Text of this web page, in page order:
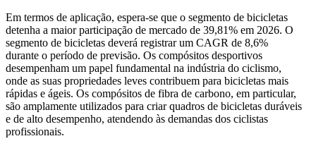
Em termos de aplicação, espera-se que o segmento de bicicletas
detenha a maior participação de mercado de 39,81% em 2026. O
segmento de bicicletas deverá registrar um CAGR de 8,6%
durante o período de previsão. Os compósitos desportivos
desempenham um papel fundamental na indústria do ciclismo,
onde as suas propriedades leves contribuem para bicicletas mais
rápidas e ágeis. Os compósitos de fibra de carbono, em particular,
são amplamente utilizados para criar quadros de bicicletas duráveis
​​e de alto desempenho, atendendo às demandas dos ciclistas
profissionais.